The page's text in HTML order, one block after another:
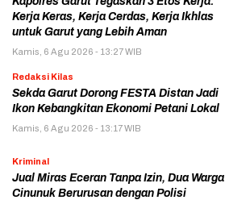
Kerja Keras, Kerja Cerdas, Kerja Ikhlas
untuk Garut yang Lebih Aman
Kamis, 6 Agu 2026 - 13:27 WIB
Redaksi Kilas
Sekda Garut Dorong FESTA Distan Jadi
Ikon Kebangkitan Ekonomi Petani Lokal
Kamis, 6 Agu 2026 - 13:17 WIB
Kriminal
Jual Miras Eceran Tanpa Izin, Dua Warga
Cinunuk Berurusan dengan Polisi